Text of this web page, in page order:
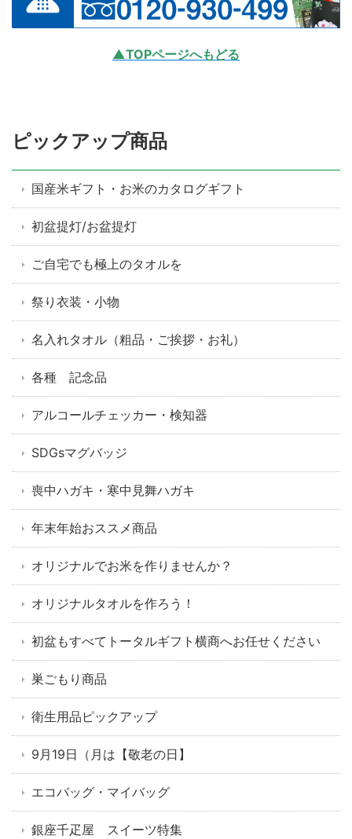
▲TOPページへもどる
ピックアップ商品
国産米ギフト・お米のカタログギフト
初盆提灯/お盆提灯
ご自宅でも極上のタオルを
祭り衣装・小物
名入れタオル（粗品・ご挨拶・お礼）
各種 記念品
アルコールチェッカー・検知器
SDGsマグバッジ
喪中ハガキ・寒中見舞ハガキ
年末年始おススメ商品
オリジナルでお米を作りませんか？
オリジナルタオルを作ろう！
初盆もすべてトータルギフト横商へお任せください
巣ごもり商品
衛生用品ピックアップ
9月19日（月は【敬老の日】
エコバッグ・マイバッグ
銀座千疋屋 スイーツ特集